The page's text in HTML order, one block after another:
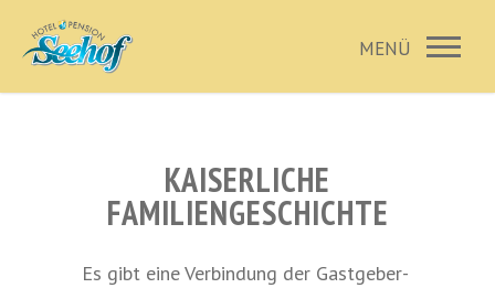
KAISERLICHE
FAMILIENGESCHICHTE
Es gibt eine Verbindung der Gastgeber-